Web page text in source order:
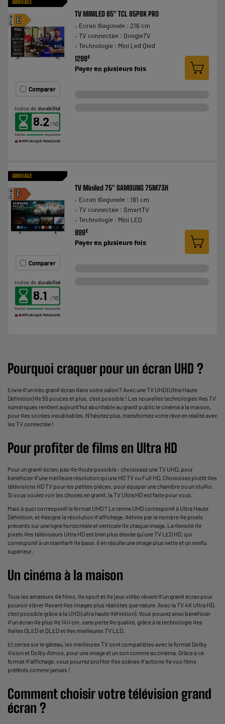
ARRIVAGE
E
A
G
Comparer
8.2
TV MINILED 85" TCL 85P8K PRO
Ecran diagonale : 216 cm
TV connectée : GoogleTV
Technologie : Mini Led Qled
1299€
Payer en plusieurs fois
ARRIVAGE
F
A
G
Comparer
8.1
TV Miniled 75" SAMSUNG 75M73H
Ecran diagonale : 191 cm
TV connectée : SmartTV
Technologie : Mini LED
899€
Payer en plusieurs fois
Pourquoi craquer pour un écran UHD ?
Envie d'un très grand écran dans votre salon ? Avec une TV UHD (Ultra Haute
Définition) de 55 pouces et plus, c'est possible ! Les nouvelles technologies des TV
numériques rendent aujourd'hui abordable au grand public le cinéma à la maison,
pour des soirées inoubliables. N'hésitez plus, transformez votre rêve en réalité avec
les TV connectée !
Pour profiter de films en Ultra HD
Pour un grand écran, pas de doute possible : choisissez une TV UHD, pour
bénéficier d'une meilleure résolution qu'une HD TV ou Full HD. Choisissez plutôt des
télévisions HD TV pour les petites pièces, pour équiper une chambre ou un studio.
Si vous voulez voir les choses en grand, la TV Ultra HD est faite pour vous.
Mais à quoi correspond le format UHD ? Le terme UHD correspond à Ultra Haute
Définition, et désigne la résolution d'affichage, définie par le nombre de pixels
présents sur une ligne horizontale et verticale de chaque image. La densité de
pixels des téléviseurs Ultra HDest bien plus élevée qu'une TV LED HD, qui
correspond à un standard de base. Il en résulte une image plus nette et un rendu
supérieur.
Un cinéma à la maison
Tous les amateurs de films, de sport et de jeux vidéo rêvent d'un grand écran pour
pouvoir vibrer devant des images plus réalistes que nature. Avec la TV 4K Ultra HD,
c'est possible grâce à la UHD (ultra haute définition). Vous pouvez ainsi bénéficier
d'un écran de plus de 140 cm, sans perte de qualité, grâce à latechnologie des
dalles OLEDet QLED et des meilleures TV LED.
Et cerise sur le gâteau, les meilleures TVsont compatibles avec le format Dolby
Vision et Dolby Atmos, pour une image et un son comme au cinéma. Grâce à ce
format d'affichage, vous pourrez profiter des scènes d'actions de vos films
préférés comme jamais !
Comment choisir votre télévision grand
écran ?